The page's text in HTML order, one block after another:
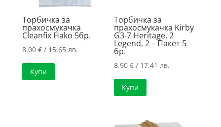
Торбичка за
прахосмукачка
Cleanfix Hako 5бр.
8.00 €/ 15.65 лв.
Купи
Торбичка за
прахосмукачка Kirby
G3-7 Heritage, 2
Legend, 2 – Пакет 5
бр.
8.90€ / 17.41 лв.
Купи